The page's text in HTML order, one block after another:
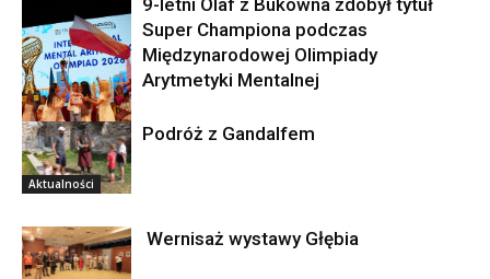
Aktualności
Super Championa podczas
Międzynarodowej Olimpiady
Arytmetyki Mentalnej
Aktualności
Podróż z Gandalfem
Wernisaż wystawy Głębia